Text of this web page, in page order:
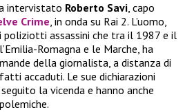
intervistato Roberto Savi, capo
Crime, in onda su Rai 2. L’uomo,
poliziotti assassini che tra il 1987 e il
Romagna e le Marche, ha
della giornalista, a distanza di
accaduti. Le sue dichiarazioni
la vicenda e hanno anche